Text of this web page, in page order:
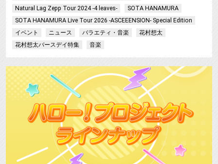
Natural Lag Zepp Tour 2024 -4 leaves-
SOTA HANAMURA
SOTA HANAMURA Live Tour 2026 -ASCEEENSION- Special Edition
イベント
ニュース バラエティ・音楽
花村想太
花村想太バースデイ特集
音楽